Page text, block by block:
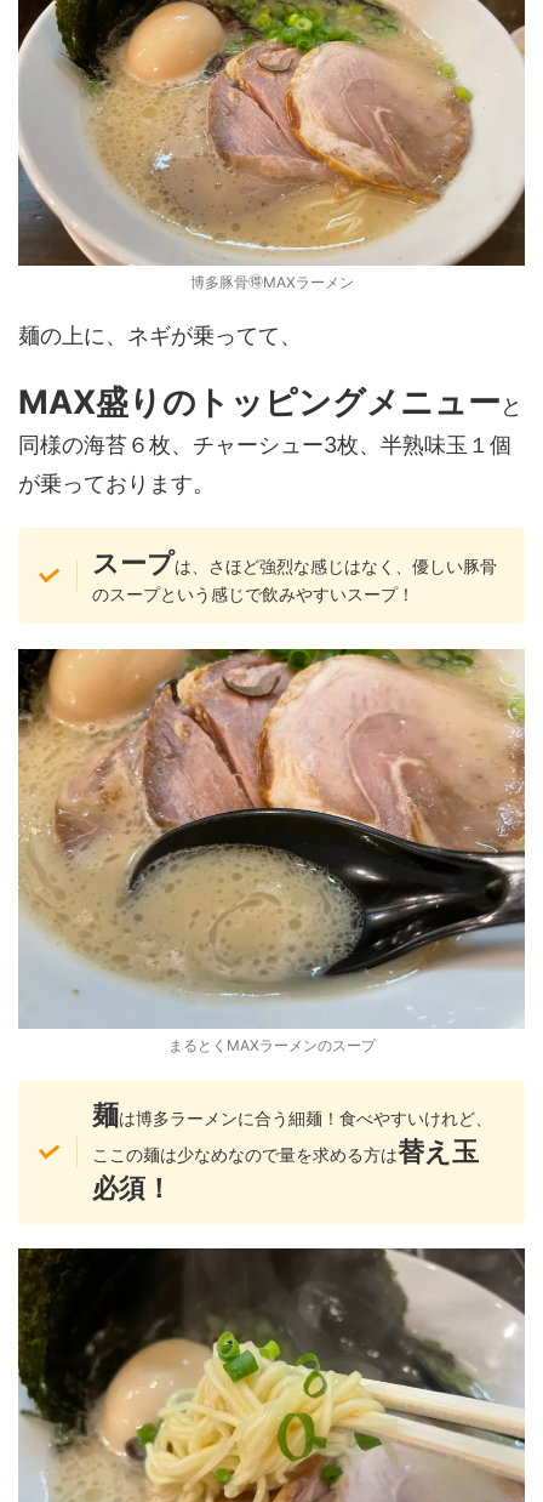
博多豚骨🉐MAXラーメン
麺の上に、ネギが乗ってて、
MAX盛りのトッピングメニューと
同様の海苔６枚、チャーシュー3枚、半熟味玉１個
が乗っております。
スープは、さほど強烈な感じはなく、優しい豚骨
のスープという感じで飲みやすいスープ！
まるとくMAXラーメンのスープ
麺は博多ラーメンに合う細麺！食べやすいけれど、
ここの麺は少なめなので量を求める方は替え玉
必須！